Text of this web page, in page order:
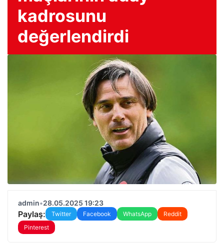
kadrosunu
değerlendirdi
admin•28.05.2025 19:23
Paylaş: Twitter Facebook WhatsApp
Reddit
Pinterest